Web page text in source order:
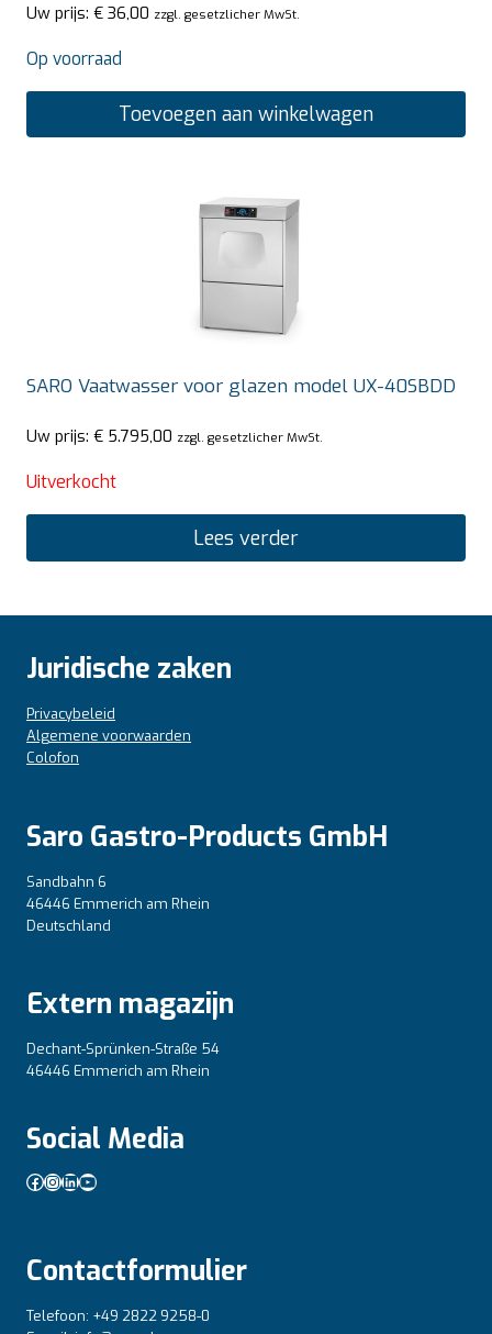
Uw prijs: € 36,00 zzgl. gesetzlicher MwSt.
Op voorraad
Toevoegen aan winkelwagen
SARO Vaatwasser voor glazen model UX-40SBDD
Uw prijs: € 5.795,00 zzgl. gesetzlicher MwSt.
Uitverkocht
Lees verder
Juridische zaken
Privacybeleid
Algemene voorwaarden
Colofon
Saro Gastro-Products GmbH
Sandbahn 6
46446 Emmerich am Rhein
Deutschland
Extern magazijn
Dechant-Sprünken-Straße 54
46446 Emmerich am Rhein
Social Media
Facebook
Instagram
LinkedIn
YouTube
Contactformulier
Telefoon: +49 2822 9258-0